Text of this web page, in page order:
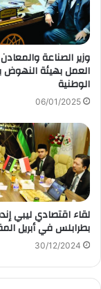
وزير الصناعة
العمل بهيئة النهوض
الوطنية
06/01/2025
لقاء اقتصادي ليبي
بطرابلس في أبريل
30/12/2024